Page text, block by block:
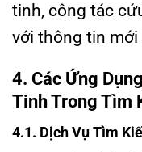
tinh, công tác
với thông tin mới
4. Các Ứng
Tinh Trong Tìm
4.1. Dịch Vụ Tìm